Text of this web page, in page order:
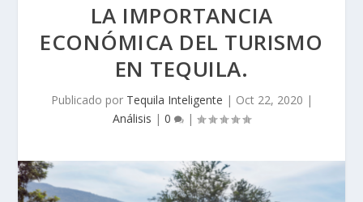
LA IMPORTANCIA
ECONÓMICA DEL TURISMO
EN TEQUILA.
Publicado por Tequila Inteligente | Oct 22, 2020 |
Análisis | 0 |